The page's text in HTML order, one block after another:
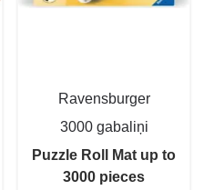
Ravensburger
3000 gabaliņi
Puzzle Roll Mat up to
3000 pieces